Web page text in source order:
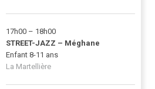
17h00 – 18h00
STREET-JAZZ – Méghane
Enfant 8-11 ans
La Martellière